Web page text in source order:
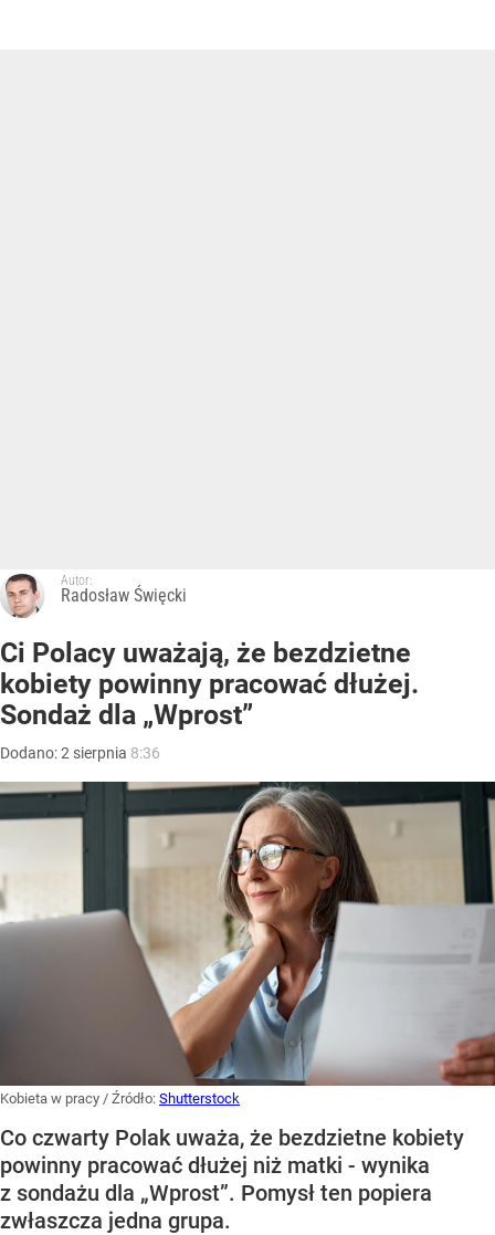
Autor:
Radosław Święcki
Ci Polacy uważają, że bezdzietne
kobiety powinny pracować dłużej.
Sondaż dla „Wprost”
Dodano:2 sierpnia 8:36
Kobieta w pracy / Źródło: Shutterstock
Co czwarty Polak uważa, że bezdzietne kobiety
powinny pracować dłużej niż matki - wynika
z sondażu dla „Wprost”. Pomysł ten popiera
zwłaszcza jedna grupa.